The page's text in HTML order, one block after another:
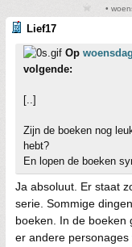
•
Lief17
Op
volgende:
[..]
Zijn de boeken nog
hebt?
En lopen de boeken
Ja absoluut. Er staat
serie. Sommige
boeken. In de boeken
er andere